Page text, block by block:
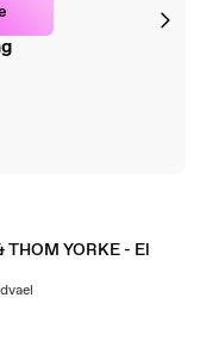
THOM YORKE - El